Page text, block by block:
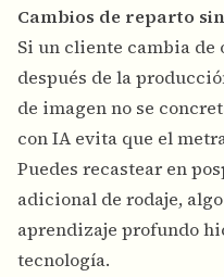
Cambios de reparto
Si un cliente cambia
después de la
de imagen no se
con IA evita que el
Puedes recastear en
adicional de rodaje,
aprendizaje profundo
tecnología.